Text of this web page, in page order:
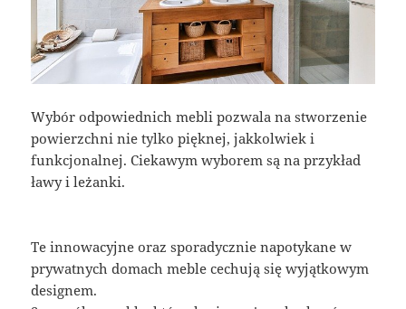
Wybór odpowiednich mebli pozwala na stworzenie
powierzchni nie tylko pięknej, jakkolwiek i
funkcjonalnej. Ciekawym wyborem są na przykład
ławy i leżanki.
Te innowacyjne oraz sporadycznie napotykane w
prywatnych domach meble cechują się wyjątkowym
designem.